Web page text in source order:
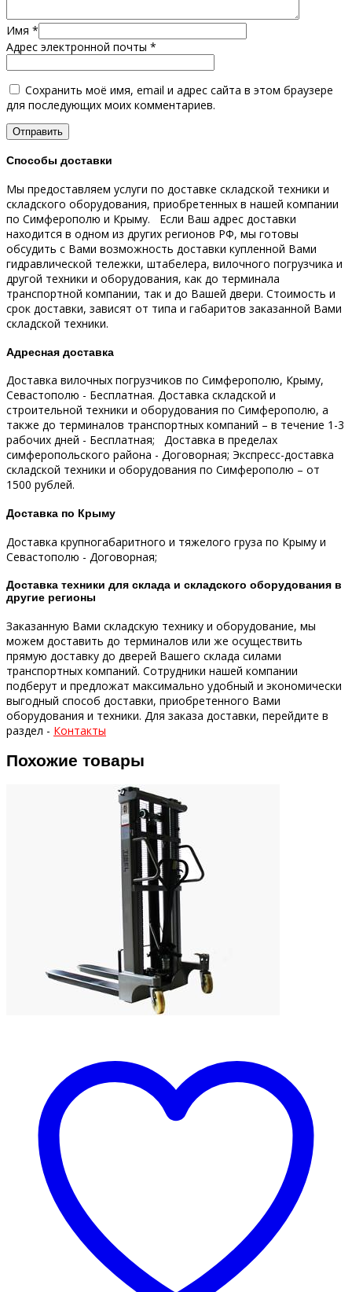
Имя *
Адрес электронной почты *
Сохранить моё имя, email и адрес сайта в этом браузере
для последующих моих комментариев.
Способы доставки
Мы предоставляем услуги по доставке складской техники и
складского оборудования, приобретенных в нашей компании
по Симферополю и Крыму.
Если Ваш адрес доставки
находится в одном из других регионов РФ, мы готовы
обсудить с Вами возможность доставки купленной Вами
гидравлической тележки, штабелера, вилочного погрузчика и
другой техники и оборудования, как до терминала
транспортной компании, так и до Вашей двери. Стоимость и
срок доставки, зависят от типа и габаритов заказанной Вами
складской техники.
Адресная доставка
Доставка вилочных погрузчиков по Симферополю, Крыму,
Севастополю - Бесплатная. Доставка складской и
строительной техники и оборудования по Симферополю, а
также до терминалов транспортных компаний – в течение 1-3
рабочих дней - Бесплатная; Доставка в пределах
симферопольского района - Договорная; Экспресс-доставка
складской техники и оборудования по Симферополю – от
1500 рублей.
Доставка по Крыму
Доставка крупногабаритного и тяжелого груза по Крыму и
Севастополю - Договорная;
Доставка техники для склада и складского оборудования в
другие регионы
Заказанную Вами складскую технику и оборудование, мы
можем доставить до терминалов или же осуществить
прямую доставку до дверей Вашего склада силами
транспортных компаний. Сотрудники нашей компании
подберут и предложат максимально удобный и экономически
выгодный способ доставки, приобретенного Вами
оборудования и техники. Для заказа доставки, перейдите в
раздел - Контакты
Похожие товары